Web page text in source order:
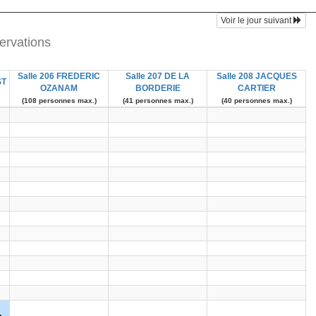
Salle 206 FREDERIC
OZANAM
(108 personnes max.)
Salle 207 DE LA
BORDERIE
(41 personnes max.)
Salle 208 JACQUES
CARTIER
(40 personnes max.)
Voir le jour suivant